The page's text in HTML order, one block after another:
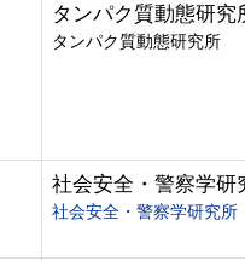
タンパク質動態研究
タンパク質動態研究所
社会安全・警察学研
社会安全・警察学研究所